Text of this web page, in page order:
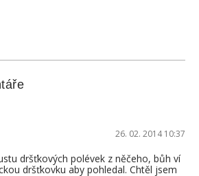
26. 02. 2014 10:37
dršťkových polévek z něčeho, bůh ví
dršťkovku aby pohledal. Chtěl jsem